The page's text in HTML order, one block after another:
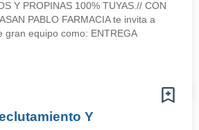
Y PROPINAS 100% TUYAS.// CON
PABLO FARMACIA te invita a
gran equipo como: ENTREGA
Y